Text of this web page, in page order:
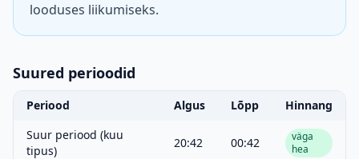
looduses liikumiseks.
Suured perioodid
Periood Algus Lõpp
Hinnang
Suur periood (kuu
tipus)
20:42 00:42
väga
hea